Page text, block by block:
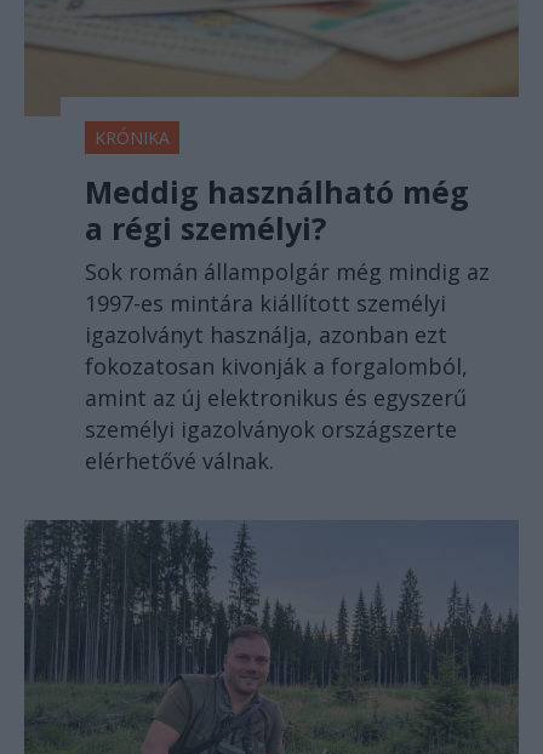
KRÓNIKA
Meddig használható még
a régi személyi?
Sok román állampolgár még mindig az
1997-es mintára kiállított személyi
igazolványt használja, azonban ezt
fokozatosan kivonják a forgalomból,
amint az új elektronikus és egyszerű
személyi igazolványok országszerte
elérhetővé válnak.